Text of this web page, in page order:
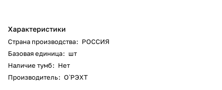
Характеристики
Страна производства: РОССИЯ
Базовая единица: шт
Наличие тумб: Нет
Производитель: О`РЭХТ